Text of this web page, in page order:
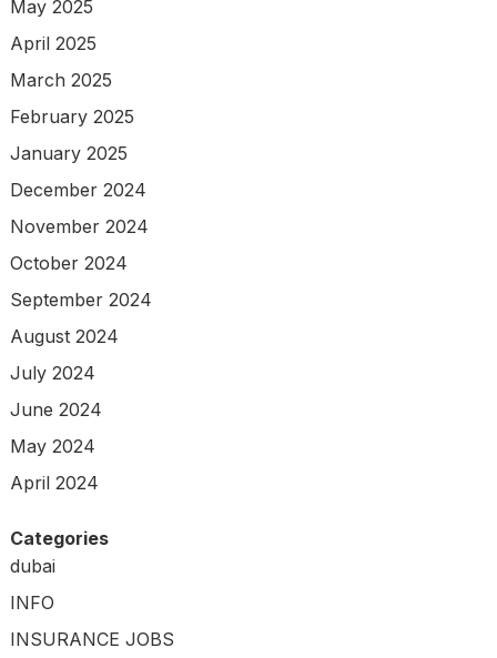
May 2025
April 2025
March 2025
February 2025
January 2025
December 2024
November 2024
October 2024
September 2024
August 2024
July 2024
June 2024
May 2024
April 2024
Categories
dubai
INFO
INSURANCE JOBS